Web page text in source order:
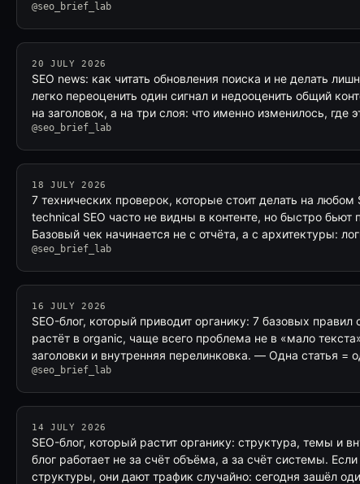
@seo_brief_lab
20 JULY 2026
SEO news: как читать обновления поиска и не делать
легко переоценить один сигнал и недооценить общий
на заголовок, а на три слоя: что именно изменилось, где
@seo_brief_lab
18 JULY 2026
7 технических проверок, которые стоит делать на
technical SEO часто не видны в контенте, но быстро бьют
Базовый чек начинается не с отчёта, а с архитектуры:
@seo_brief_lab
16 JULY 2026
SEO-блог, который приводит органику: 7 базовых правил
растёт в organic, чаще всего проблема не в «мало
заголовки и внутренняя перелинковка. — Одна статья =
@seo_brief_lab
14 JULY 2026
SEO-блог, который растит органику: структура, темы и
блог работает не за счёт объёма, а за счёт системы.
структуры, они дают трафик случайно: сегодня зашёл